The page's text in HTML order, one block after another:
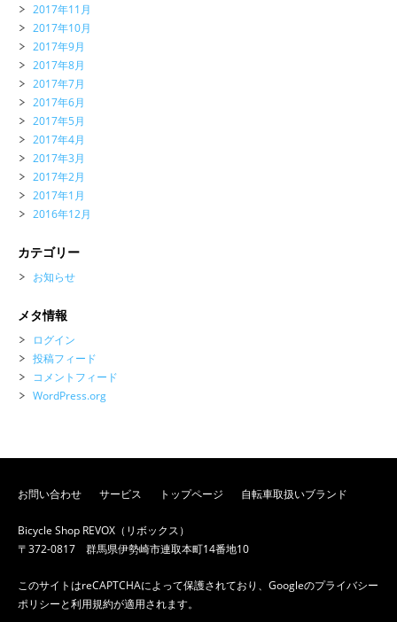
2017年11月
2017年10月
2017年9月
2017年8月
2017年7月
2017年6月
2017年5月
2017年4月
2017年3月
2017年2月
2017年1月
2016年12月
カテゴリー
お知らせ
メタ情報
ログイン
投稿フィード
コメントフィード
WordPress.org
お問い合わせ サービス トップページ 自転車取扱いブランド
Bicycle Shop REVOX（リボックス）
〒372-0817 群馬県伊勢崎市連取本町14番地10
このサイトはreCAPTCHAによって保護されており、Googleのプライバシー
ポリシーと利用規約が適用されます。